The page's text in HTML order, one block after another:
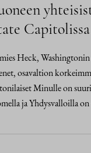
Capitolissa
Heck, Washingtonin
osavaltion
Minulle on
ja Yhdysvalloilla